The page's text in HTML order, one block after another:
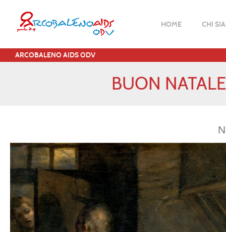
HOME CHI
ARCOBALENO AIDS ODV
BUON